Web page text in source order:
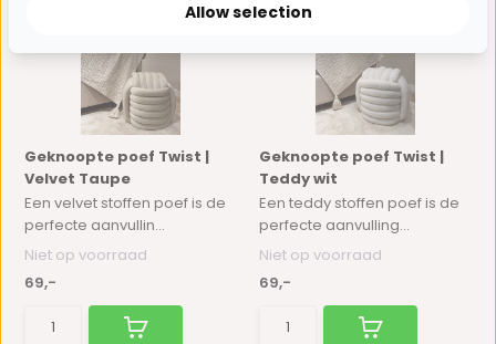
Geknoopte poef Twist |
Velvet Taupe
Een velvet stoffen poef is de
perfecte aanvullin...
Niet op voorraad
69,-
Geknoopte poef Twist |
Teddy wit
Een teddy stoffen poef is de
perfecte aanvulling...
Niet op voorraad
69,-
Allow selection